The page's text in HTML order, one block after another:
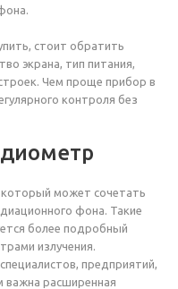
стоит обратить
экрана, тип питания,
Чем проще прибор в
контроля без
может сочетать
фона. Такие
более подробный
излучения.
предприятий,
важна расширенная